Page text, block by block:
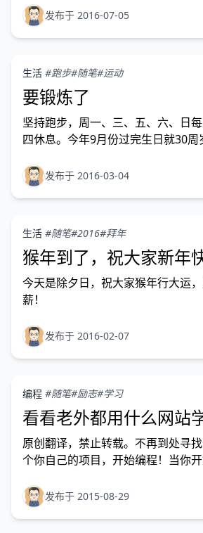
发布于 2016-07-05
生活 #跑步#随笔#运动
要锻炼了
坚持跑步，周一、三、五、六、日
四休息。今年9月份过完生日就30周
公，没有什么体力劳动。回家休息的
育运动，依然使用电子设备休闲。
发布于 2016-03-04
生活 #随笔#2016#拜年
猴年到了，祝大家新年
今天是除夕日，祝大家猴年行大运
薪！
发布于 2016-02-07
编程 #随笔#励志#学习
看看老外都用什么网站
原创翻译，禁止转载。不再到处寻
个你自己的项目，开始编程！当你
发布于 2015-08-29